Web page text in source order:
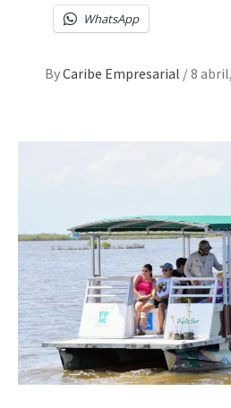
WhatsApp
ByCaribe Empresarial /8